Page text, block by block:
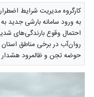
کارگروه مدیریت شرایط
به ورود سامانه بارشی جدید
احتمال وقوع بارندگی‌های
روان‌آب در برخی مناطق
حوضه‌ تجن و ظالمرود هشدار